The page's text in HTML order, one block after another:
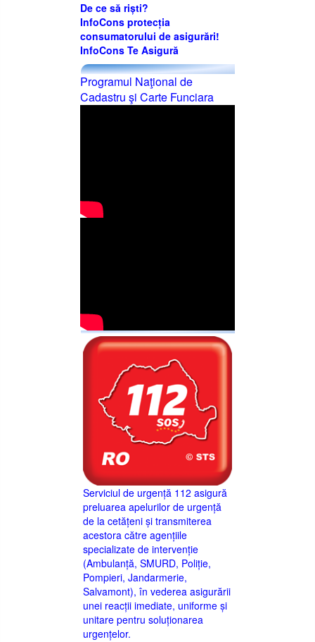
De ce să riști?
InfoCons protecția
consumatorului de asigurări!
InfoCons Te Asigură
Programul Naţional de
Cadastru şi Carte Funciara
Serviciul de urgență 112 asigură
preluarea apelurilor de urgență
de la cetățeni și transmiterea
acestora către agențiile
specializate de intervenție
(Ambulanță, SMURD, Poliție,
Pompieri, Jandarmerie,
Salvamont), în vederea asigurării
unei reacții imediate, uniforme și
unitare pentru soluționarea
urgențelor.